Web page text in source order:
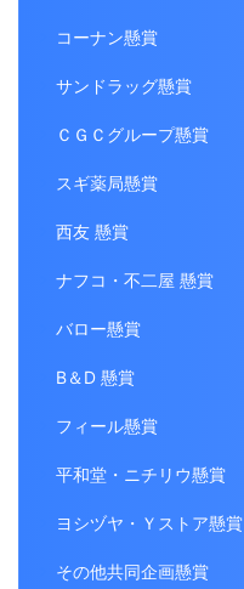
コーナン懸賞
サンドラッグ懸賞
ＣＧＣグループ懸賞
スギ薬局懸賞
西友 懸賞
ナフコ・不二屋 懸賞
バロー懸賞
B＆D 懸賞
フィール懸賞
平和堂・ニチリウ懸賞
ヨシヅヤ・Ｙストア懸賞
その他共同企画懸賞